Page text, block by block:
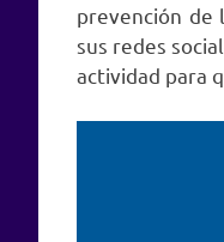
prevención de
sus redes
actividad para